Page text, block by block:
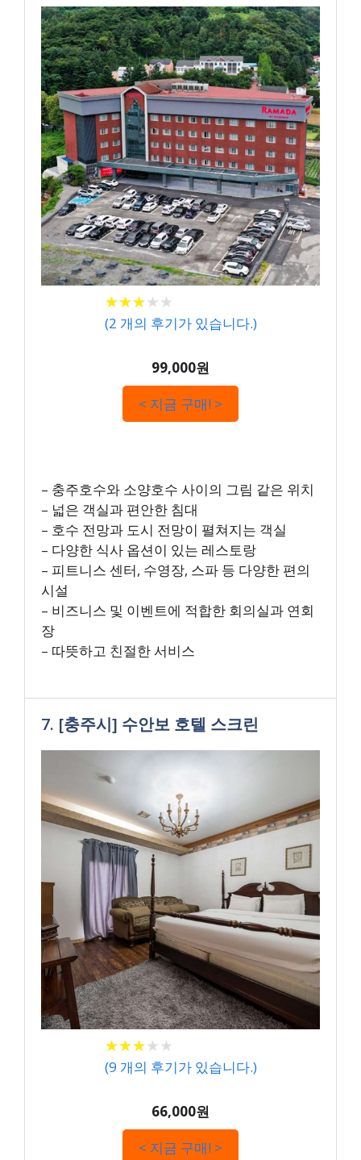
★★★★ ★
★★★★ ★
(2 개의 후기가 있습니다.)
99,000원
< 지금 구매! >
– 충주호수와 소양호수 사이의 그림 같은 위치
– 넓은 객실과 편안한 침대
– 호수 전망과 도시 전망이 펼쳐지는 객실
– 다양한 식사 옵션이 있는 레스토랑
– 피트니스 센터, 수영장, 스파 등 다양한 편의
시설
– 비즈니스 및 이벤트에 적합한 회의실과 연회
장
– 따뜻하고 친절한 서비스
7. [충주시] 수안보 호텔 스크린
★★★★ ★
★★★★ ★
(9 개의 후기가 있습니다.)
66,000원
< 지금 구매! >